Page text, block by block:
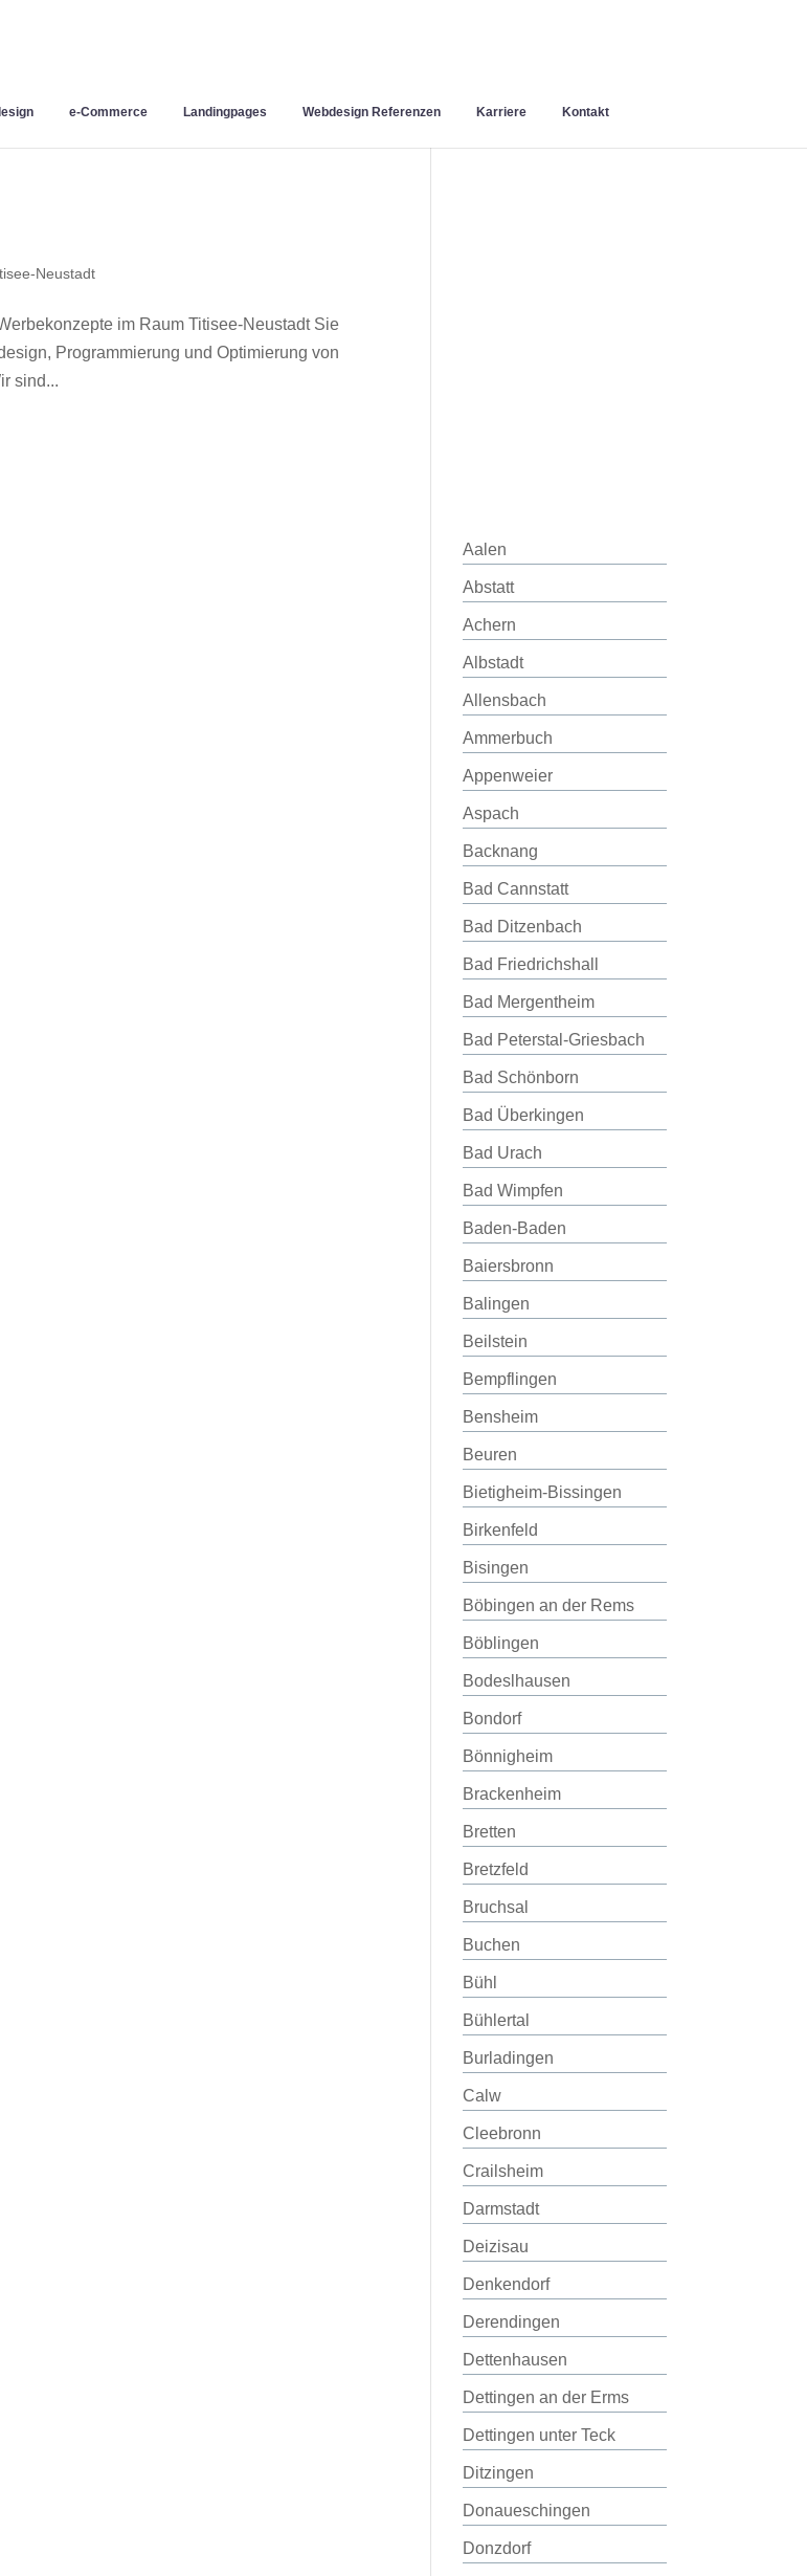
e-Commerce Landingpages Webdesign Referenzen Karriere Kontakt
Neustadt
im Raum Titisee-Neustadt Sie
Programmierung und Optimierung von
sind...
Aalen
Abstatt
Achern
Albstadt
Allensbach
Ammerbuch
Appenweier
Aspach
Backnang
Bad Cannstatt
Bad Ditzenbach
Bad Friedrichshall
Bad Mergentheim
Bad Peterstal-Griesbach
Bad Schönborn
Bad Überkingen
Bad Urach
Bad Wimpfen
Baden-Baden
Baiersbronn
Balingen
Beilstein
Bempflingen
Bensheim
Beuren
Bietigheim-Bissingen
Birkenfeld
Bisingen
Böbingen an der Rems
Böblingen
Bodeslhausen
Bondorf
Bönnigheim
Brackenheim
Bretten
Bretzfeld
Bruchsal
Buchen
Bühl
Bühlertal
Burladingen
Calw
Cleebronn
Crailsheim
Darmstadt
Deizisau
Denkendorf
Derendingen
Dettenhausen
Dettingen an der Erms
Dettingen unter Teck
Ditzingen
Donaueschingen
Donzdorf